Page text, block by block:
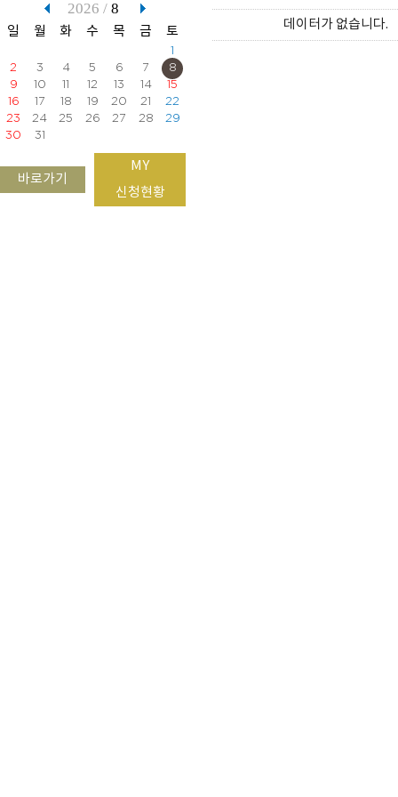
2026 / 8
일 월 화 수 목 금 토
1
2
3 4 5 6 7
8
9
10 11 12 13 14
15
16
17 18 19 20 21
22
23
24 25 26 27 28
29
30
31
바로가기
MY
신청현황
데이터가 없습니다.